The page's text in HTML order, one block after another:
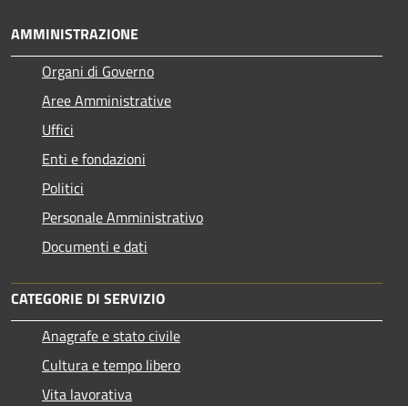
AMMINISTRAZIONE
Organi di Governo
Aree Amministrative
Uffici
Enti e fondazioni
Politici
Personale Amministrativo
Documenti e dati
CATEGORIE DI SERVIZIO
Anagrafe e stato civile
Cultura e tempo libero
Vita lavorativa